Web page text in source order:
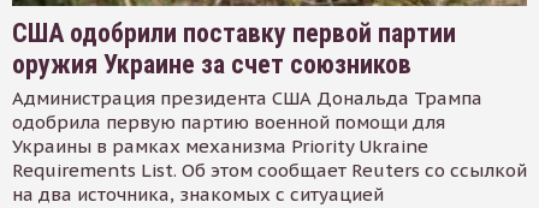
США одобрили поставку первой партии
оружия Украине за счет союзников
Администрация президента США Дональда Трампа
одобрила первую партию военной помощи для
Украины в рамках механизма Priority Ukraine
Requirements List. Об этом сообщает Reuters со ссылкой
на два источника, знакомых с ситуацией